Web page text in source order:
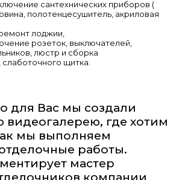
сантехнических приборов (
полотенцесушитель, акриловая
лоджии,
розеток, выключателей,
люстр и сборка
щитка.
для Вас мы создали
видеогалерею, где хотим
мы выполняем
работы.
мастер